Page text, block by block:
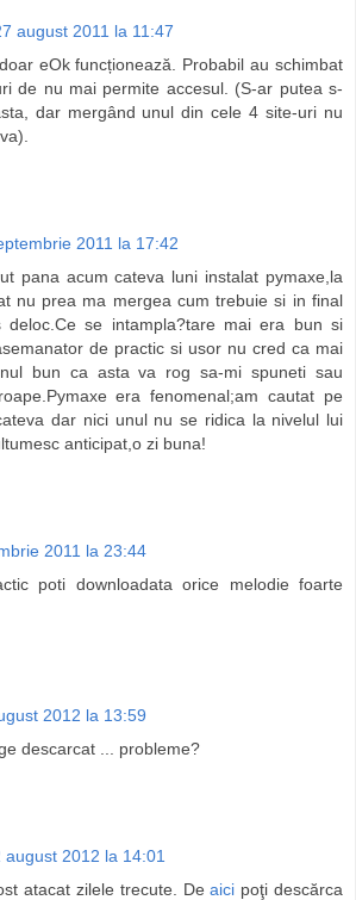
august 2011 la 11:47
eOk funcționează. Probabil au schimbat
de nu mai permite accesul. (S-ar putea s-
dar mergând unul din cele 4 site-uri nu
2011 la 17:42
pana acum cateva luni instalat pymaxe,la
nu prea ma mergea cum trebuie si in final
deloc.Ce se intampla?tare mai era bun si
de practic si usor nu cred ca mai
bun ca asta va rog sa-mi spuneti sau
era fenomenal;am cautat pe
dar nici unul nu se ridica la nivelul lui
anticipat,o zi buna!
2011 la 23:44
poti downloadata orice melodie foarte
2012 la 13:59
descarcat ... probleme?
august 2012 la 14:01
atacat zilele trecute. Deaici poţi descărca